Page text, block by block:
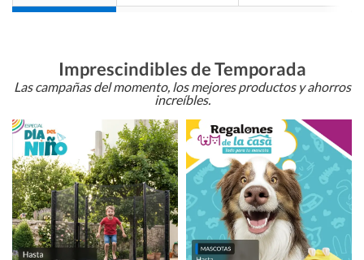
Imprescindibles de Temporada
Las campañas del momento, los mejores productos y ahorros
increíbles.